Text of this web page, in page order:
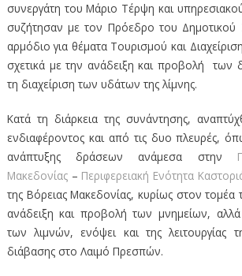
συνεργάτη του Μάριο Τέρψη και
συζήτησαν με τον Πρόεδρο του Δημοτικού
αρμόδιο για θέματα Τουρισμού και
σχετικά με την ανάδειξη και προβολή των
τη διαχείριση των υδάτων της λίμνης.
Κατά τη διάρκεια της συνάντησης,
ενδιαφέροντος και από τις δυο πλευρές,
ανάπτυξης δράσεων ανάμεσα στην
Μακεδονίας– Περιφερειακή Ενότητα
της Βόρειας Μακεδονίας, κυρίως στον τομέα
ανάδειξη και προβολή των μνημείων,
των λιμνών, ενόψει και της λειτουργίας
διάβασης στο Λαιμό Πρεσπών.